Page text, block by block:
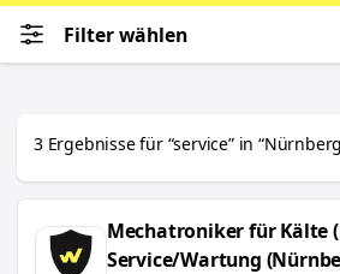
Filter wählen
Anstellungsart
Sprache
3 Ergebnisse für “service” in “
Mechatroniker für Kälte (m/w/d) Service/
Mechatroniker für Kälte
Service/Wartung